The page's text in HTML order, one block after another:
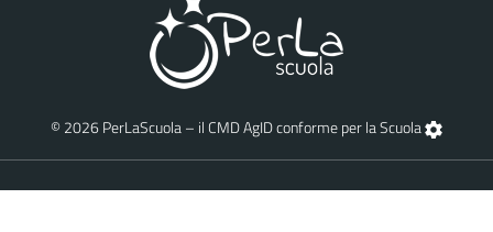
© 2026 PerLaScuola – il CMD AgID conforme per la Scuola